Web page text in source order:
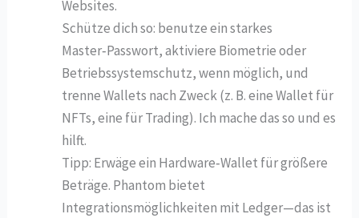
Websites.
Schütze dich so: benutze ein starkes
Master‑Passwort, aktiviere Biometrie oder
Betriebssystemschutz, wenn möglich, und
trenne Wallets nach Zweck (z. B. eine Wallet für
NFTs, eine für Trading). Ich mache das so und es
hilft.
Tipp: Erwäge ein Hardware‑Wallet für größere
Beträge. Phantom bietet
Integrationsmöglichkeiten mit Ledger—das ist